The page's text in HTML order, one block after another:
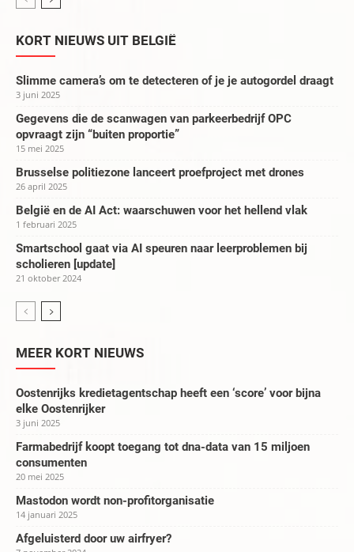
KORT NIEUWS UIT BELGIË
Slimme camera’s om te detecteren of je je autogordel draagt
3 juni 2025
Gegevens die de scanwagen van parkeerbedrijf OPC
opvraagt zijn “buiten proportie”
15 mei 2025
Brusselse politiezone lanceert proefproject met drones
26 april 2025
België en de AI Act: waarschuwen voor het hellend vlak
1 februari 2025
Smartschool gaat via AI speuren naar leerproblemen bij
scholieren [update]
21 oktober 2024
MEER KORT NIEUWS
Oostenrijks kredietagentschap heeft een ‘score’ voor bijna
elke Oostenrijker
3 juni 2025
Farmabedrijf koopt toegang tot dna-data van 15 miljoen
consumenten
20 mei 2025
Mastodon wordt non-profitorganisatie
14 januari 2025
Afgeluisterd door uw airfryer?